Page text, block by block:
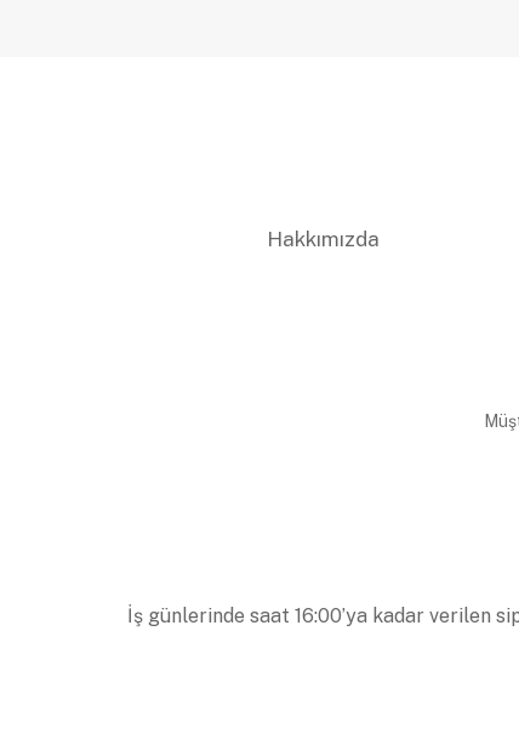
Hakkımızda
İş günlerinde saat 16:00’ya kadar verilen